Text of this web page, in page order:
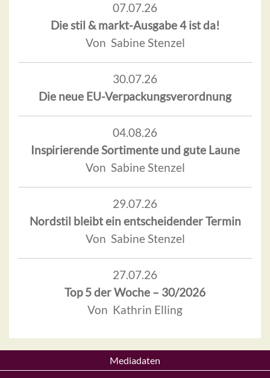
07.07.26
Die stil & markt-Ausgabe 4 ist da!
Von Sabine Stenzel
30.07.26
Die neue EU-Verpackungsverordnung
04.08.26
Inspirierende Sortimente und gute Laune
Von Sabine Stenzel
29.07.26
Nordstil bleibt ein entscheidender Termin
Von Sabine Stenzel
27.07.26
Top 5 der Woche – 30/2026
Von Kathrin Elling
Mediadaten